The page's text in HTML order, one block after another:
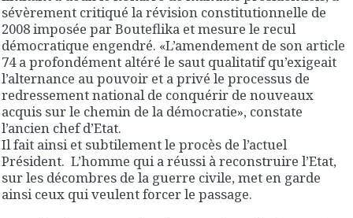
sévèrement critiqué la révision constitutionnelle de
2008 imposée par Bouteflika et mesure le recul
démocratique engendré. «L’amendement de son article
74 a profondément altéré le saut qualitatif qu’exigeait
l’alternance au pouvoir et a privé le processus de
redressement national de conquérir de nouveaux
acquis sur le chemin de la démocratie», constate
l’ancien chef d’Etat.
Il fait ainsi et subtilement le procès de l’actuel
Président. L’homme qui a réussi à reconstruire l’Etat,
sur les décombres de la guerre civile, met en garde
ainsi ceux qui veulent forcer le passage.